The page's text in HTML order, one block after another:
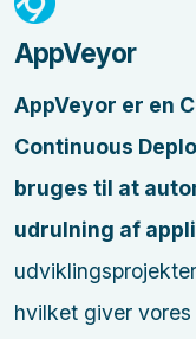
AppVeyor
AppVeyor er en
Continuous
bruges til at
udrulning af
hvilket giver